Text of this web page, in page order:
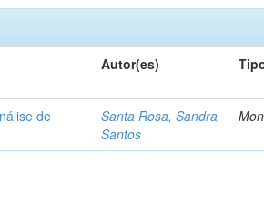
Autor(es)
de
Santa Rosa, Sandra
Santos